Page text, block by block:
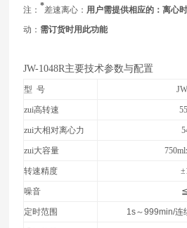
注： *差速离心： 用户需提供相应的：离心
动： 需订货时用此功能
JW-1048R主要技术参数与配置
型 号
zui高转速
zui大相对离心力
zui大容量
转速精度
噪音
定时范围 1s～999min/连